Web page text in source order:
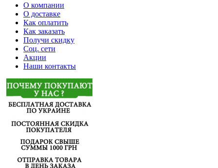
О компании
О доставке
Как оплатить
Как заказать
Получи скидку
Соц. сети
Акции
Наши контакты